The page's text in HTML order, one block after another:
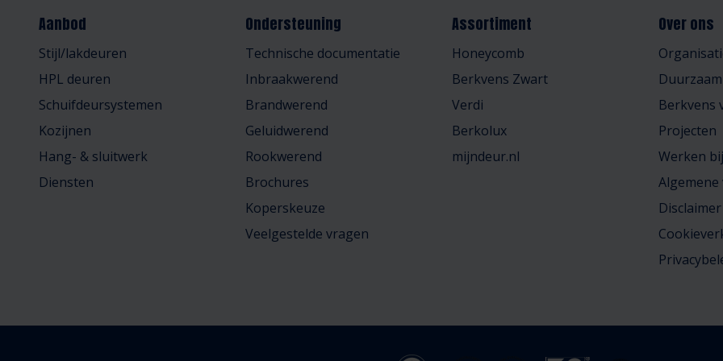
Aanbod
Stijl/lakdeuren
HPL deuren
Schuifdeursystemen
Kozijnen
Hang- & sluitwerk
Diensten
Ondersteuning
Technische documentatie
Inbraakwerend
Brandwerend
Geluidwerend
Rookwerend
Brochures
Koperskeuze
Veelgestelde vragen
Assortiment
Honeycomb
Berkvens Zwart
Verdi
Berkolux
mijndeur.nl
Over ons
Berkvens
Projecten
Werken
Disclaimer